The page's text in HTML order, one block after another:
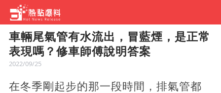
車輛尾氣管有水流出，冒藍煙，是正常
表現嗎？修車師傅說明答案
2022/09/25
在冬季剛起步的那一段時間，排氣管都